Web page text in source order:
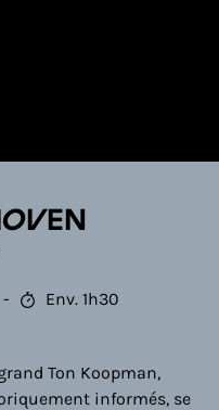
Env. 1h30
Ton Koopman,
informés, se